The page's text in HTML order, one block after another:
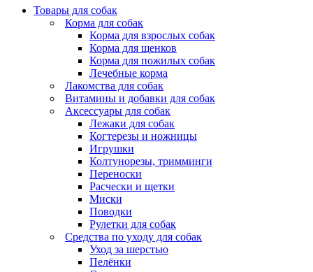
Товары для собак
Корма для собак
Корма для взрослых собак
Корма для щенков
Корма для пожилых собак
Лечебные корма
Лакомства для собак
Витамины и добавки для собак
Аксессуары для собак
Лежаки для собак
Когтерезы и ножницы
Игрушки
Колтунорезы, тримминги
Переноски
Расчески и щетки
Миски
Поводки
Рулетки для собак
Средства по уходу для собак
Уход за шерстью
Пелёнки